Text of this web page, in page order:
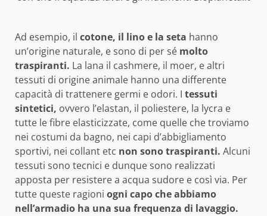
Ad esempio, il cotone, il lino e la seta hanno
un’origine naturale, e sono di per sé molto
traspiranti. La lana il cashmere, il moer, e altri
tessuti di origine animale hanno una differente
capacità di trattenere germi e odori. I tessuti
sintetici, ovvero l’elastan, il poliestere, la lycra e
tutte le fibre elasticizzate, come quelle che troviamo
nei costumi da bagno, nei capi d’abbigliamento
sportivi, nei collant etc non sono traspiranti. Alcuni
tessuti sono tecnici e dunque sono realizzati
apposta per resistere a acqua sudore e così via. Per
tutte queste ragioni ogni capo che abbiamo
nell’armadio ha una sua frequenza di lavaggio.